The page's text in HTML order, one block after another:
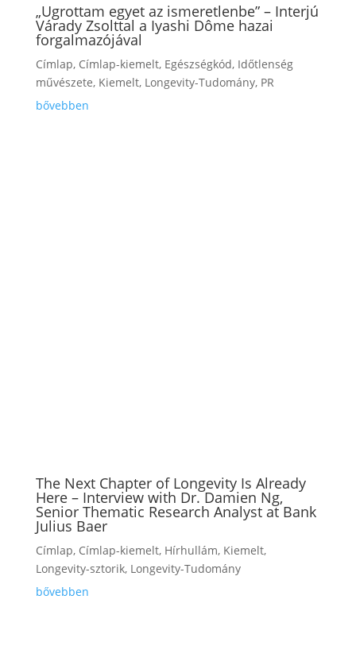
„Ugrottam egyet az ismeretlenbe” – Interjú
Várady Zsolttal a Iyashi Dôme hazai
forgalmazójával
Címlap, Címlap-kiemelt, Egészségkód, Időtlenség
művészete, Kiemelt, Longevity-Tudomány, PR
bővebben
The Next Chapter of Longevity Is Already
Here – Interview with Dr. Damien Ng,
Senior Thematic Research Analyst at Bank
Julius Baer
Címlap, Címlap-kiemelt, Hírhullám, Kiemelt,
Longevity-sztorik, Longevity-Tudomány
bővebben